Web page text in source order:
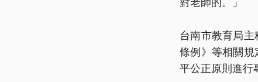
台南市教育局
條例》等相關規
平公正原則進行